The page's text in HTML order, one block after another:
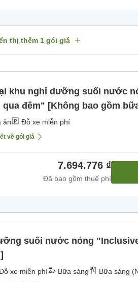
thị thêm 1 gói giá
khu nghỉ dưỡng suối nước
đêm" [Không bao gồm
ăn Đỗ xe miễn phí
về gói giá
7.694.776 ₫
Đã bao gồm thuế phí
suối nước nóng
xe miễn phí Bữa sáng Bữa sáng